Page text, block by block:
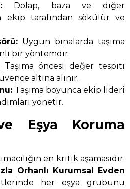
Dolap, baza ve diğer
ekip tarafından sökülür ve
Uygun binalarda taşıma
bir yöntemdir.
öncesi değer tespiti
altına alınır.
Taşıma boyunca ekip lideri
yönetir.
Eşya Koruma
en kritik aşamasıdır.
Orhanlı Kurumsal Evden
her eşya grubunu